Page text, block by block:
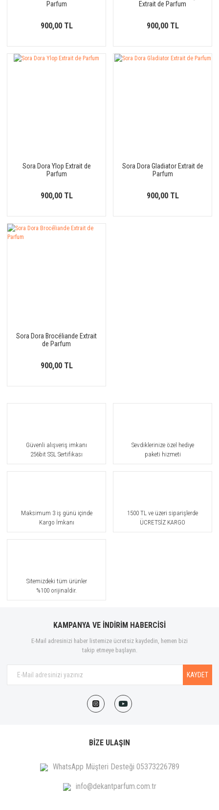
Parfum
900,00 TL
Extrait de Parfum
900,00 TL
Sora Dora Ylop Extrait de
Parfum
900,00 TL
Sora Dora Gladiator Extrait de
Parfum
900,00 TL
Sora Dora Brocéliande Extrait
de Parfum
900,00 TL
Güvenli alışveriş imkanı
256bit SSL Sertifikası
Sevdiklerinize özel hediye
paketi hizmeti
Maksimum 3 iş günü içinde
Kargo İmkanı
1500 TL ve üzeri siparişlerde
ÜCRETSİZ KARGO
Sitemizdeki tüm ürünler
%100 orijinaldir.
KAMPANYA VE İNDİRİM HABERCİSİ
E-Mail adresinizi haber listemize ücretsiz kaydedin, hemen bizi
takip etmeye başlayın.
KAYDET
BİZE ULAŞIN
WhatsApp Müşteri Desteği 05373226789
info@dekantparfum.com.tr